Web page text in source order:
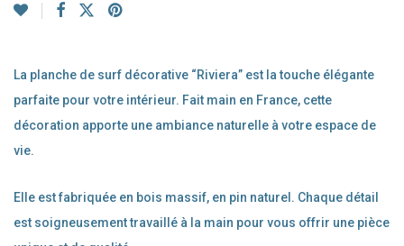
La planche de surf décorative “Riviera” est la touche élégante
parfaite pour votre intérieur. Fait main en France, cette
décoration apporte une ambiance naturelle à votre espace de
vie.
Elle est fabriquée en bois massif, en pin naturel. Chaque détail
est soigneusement travaillé à la main pour vous offrir une pièce